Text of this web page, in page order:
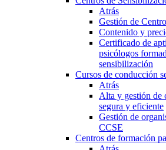
Atrás
Gestión de
Contenido y
Certificado de
psicólogos
sensibilización
Cursos de conducción
Atrás
Alta y gestión de
segura y eficiente
Gestión de
CCSE
Centros de formación